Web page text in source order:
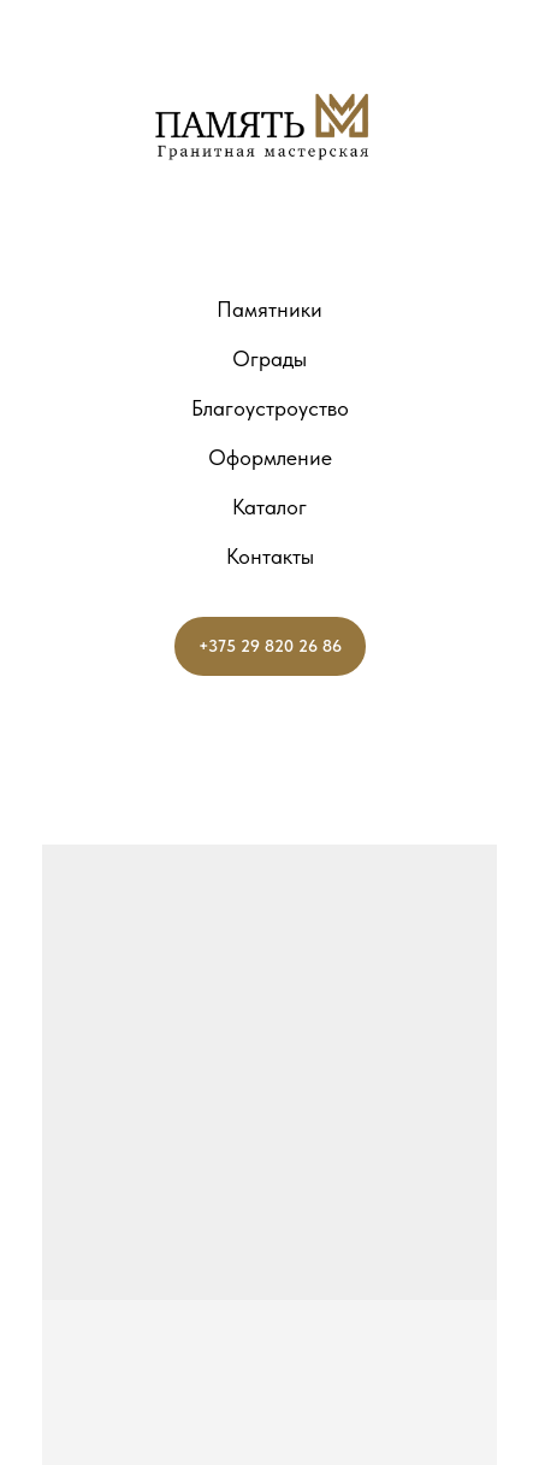
Памятники
Ограды
Благоустроуство
Оформление
Каталог
Контакты
+375 29 820 26 86